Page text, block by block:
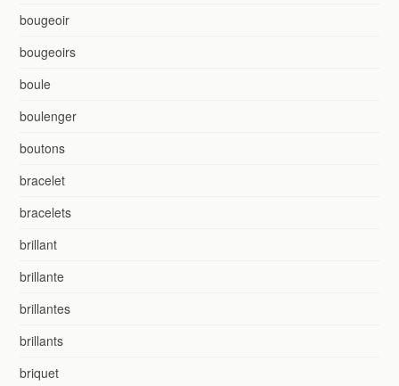
bougeoir
bougeoirs
boule
boulenger
boutons
bracelet
bracelets
brillant
brillante
brillantes
brillants
briquet